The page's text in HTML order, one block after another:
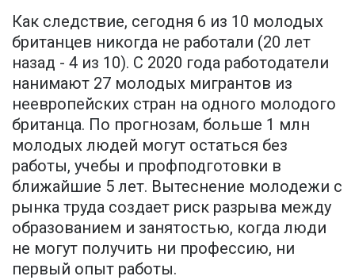
Как следствие, сегодня 6 из 10 молодых
британцев никогда не работали (20 лет
назад - 4 из 10). С 2020 года работодатели
нанимают 27 молодых мигрантов из
неевропейских стран на одного молодого
британца. По прогнозам, больше 1 млн
молодых людей могут остаться без
работы, учебы и профподготовки в
ближайшие 5 лет. Вытеснение молодежи с
рынка труда создает риск разрыва между
образованием и занятостью, когда люди
не могут получить ни профессию, ни
первый опыт работы.